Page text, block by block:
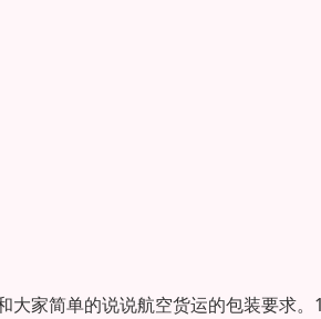
大家简单的说说航空货运的包装要求。